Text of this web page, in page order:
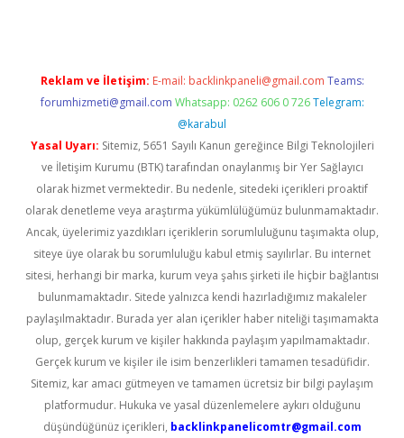
Reklam ve İletişim: E-mail: backlinkpaneli@gmail.com Teams:
forumhizmeti@gmail.com Whatsapp: 0262 606 0 726 Telegram:
@karabul
Yasal Uyarı: Sitemiz, 5651 Sayılı Kanun gereğince Bilgi Teknolojileri
ve İletişim Kurumu (BTK) tarafından onaylanmış bir Yer Sağlayıcı
olarak hizmet vermektedir. Bu nedenle, sitedeki içerikleri proaktif
olarak denetleme veya araştırma yükümlülüğümüz bulunmamaktadır.
Ancak, üyelerimiz yazdıkları içeriklerin sorumluluğunu taşımakta olup,
siteye üye olarak bu sorumluluğu kabul etmiş sayılırlar. Bu internet
sitesi, herhangi bir marka, kurum veya şahıs şirketi ile hiçbir bağlantısı
bulunmamaktadır. Sitede yalnızca kendi hazırladığımız makaleler
paylaşılmaktadır. Burada yer alan içerikler haber niteliği taşımamakta
olup, gerçek kurum ve kişiler hakkında paylaşım yapılmamaktadır.
Gerçek kurum ve kişiler ile isim benzerlikleri tamamen tesadüfidir.
Sitemiz, kar amacı gütmeyen ve tamamen ücretsiz bir bilgi paylaşım
platformudur. Hukuka ve yasal düzenlemelere aykırı olduğunu
düşündüğünüz içerikleri, backlinkpanelicomtr@gmail.com